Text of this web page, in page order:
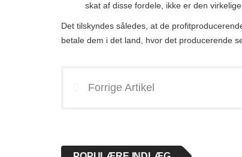
skat af disse fordele, ikke er den
Det tilskyndes således, at de
betale dem i det land, hvor det producerende
Forrige Artikel